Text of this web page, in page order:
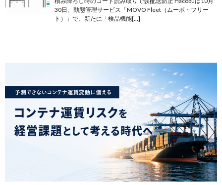
30日、動態管理サービス「MOVO Fleet（ムーボ・フリー
ト）」で、新たに「検品機能[…]